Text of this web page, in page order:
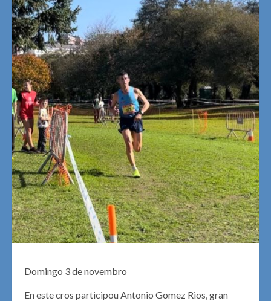
Domingo 3 de novembro
En este cros participou Antonio Gomez Rios, gran